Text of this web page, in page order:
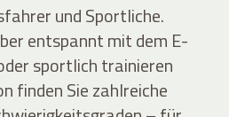
und Sportliche.
entspannt mit dem E-
sportlich trainieren
finden Sie zahlreiche